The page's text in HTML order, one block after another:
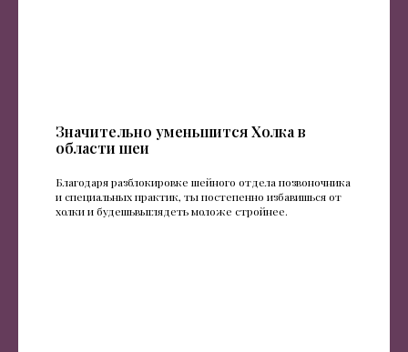
Значительно уменьшится Холка в
области шеи
Благодаря разблокировке шейного отдела позвоночника
и специальных практик, ты постепенно избавишься от
холки и будешьвыглядеть моложе стройнее.